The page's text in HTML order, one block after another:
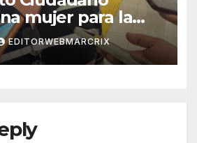
mujer para la
en Cancún
EDITORWEBMARCRIX